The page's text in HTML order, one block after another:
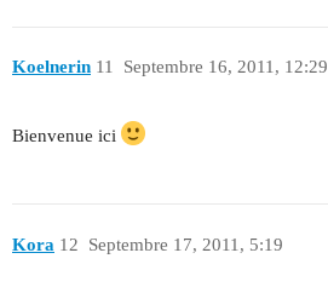
Koelnerin Septembre 16, 2011, 12:29
11
Bienvenue ici
Kora Septembre 17, 2011, 5:19
12